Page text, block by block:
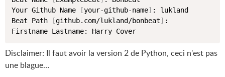
Your Github Name
[your-github-name] : lukland
Beat Path
[github.com/lukland/bonbeat] :
Disclaimer: Il faut avoir la version 2 de Python, ceci n'est pas
une blague…